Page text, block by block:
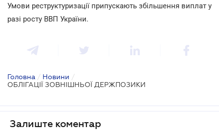
Умови реструктуризації припускають збільшення виплат у
разі росту ВВП України.
Головна / Новини /
ОБЛІГАЦІЇ ЗОВНІШНЬОЇ ДЕРЖПОЗИКИ
Залиште коментар